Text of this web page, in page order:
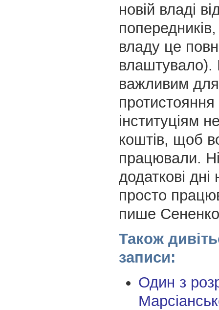
новій владі
владу це
влаштувало).
важливим для
протистояння
інституціям
коштів, щоб
працювали.
додаткові
просто
пише
Також
записи:
Один з